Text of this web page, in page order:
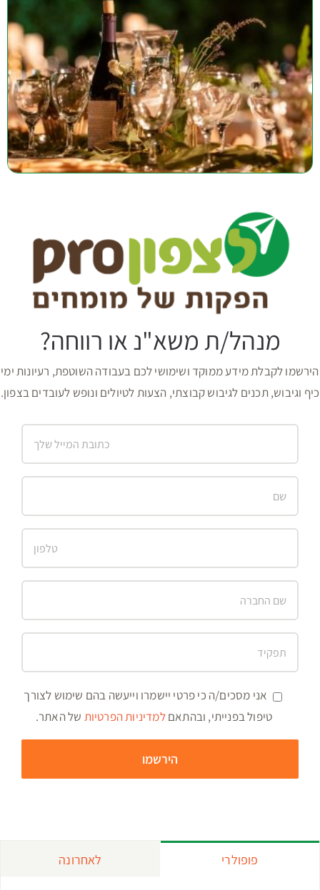
מנהל/ת משא"נ או רווחה?
הירשמו לקבלת מידע ממוקד ושימושי לכם בעבודה השוטפת, רעיונות ימי
כיף וגיבוש, תכנים לגיבוש קבוצתי, הצעות לטיולים ונופש לעובדים בצפון.
אני מסכים/ה כי פרטי יישמרו וייעשה בהם שימוש לצורך
טיפול בפנייתי, ובהתאםלמדיניות הפרטיות של האתר.
פופולרי לאחרונה